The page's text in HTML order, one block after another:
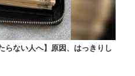
らない人へ】原因、はっきりし